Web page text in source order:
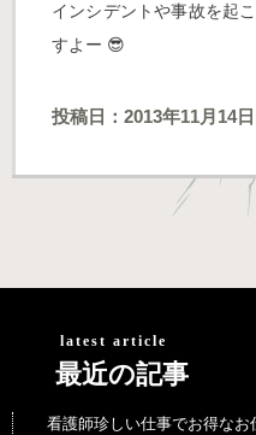
インシデントや事故を起
すよー 😎
投稿日：2013年11月14日
latest article
最近の記事
看護師珍しい仕事でお得な